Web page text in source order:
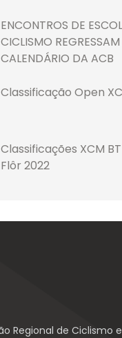
ENCONTROS DE
CICLISMO
CALENDÁRIO DA ACB
Classificação Open
Classificações XCM
Flôr 2022
Regional de Ciclismo